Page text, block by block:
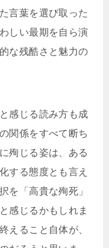
言葉を選び取った
しい最期を自ら演
な残酷さと魅力の
感じる読み方も成
関係をすべて断ち
殉じる姿は、ある
する態度とも言え
を「高貴な殉死」
感じるかもしれま
えること自体が、